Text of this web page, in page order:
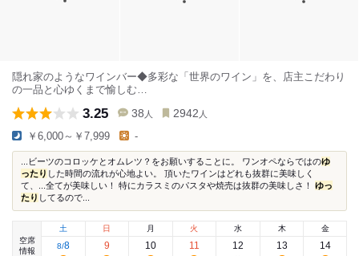
隠れ家のようなワインバー◆多彩な「世界のワイン」を、店主こだわり
の一品と心ゆくまで愉しむ…
3.25 38 人 2942 人
￥6,000～￥7,999 -
...ビーツのコロッケとオムレツ？をお願いすることに。 ワンオペならではのゆ
ったり した時間の流れが心地よい。 頂いたワインはどれも抜群に美味しく
て、...全てが美味しい！ 特にカラスミのパスタや焼売は抜群の美味しさ！ ゆっ
たり してるので...
空席
情報
土
8/8
日
9
月
10
火
11
水
12
木
13
金
14